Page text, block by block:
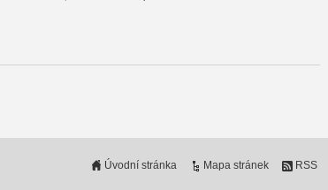
Úvodní stránka Mapa stránek RSS